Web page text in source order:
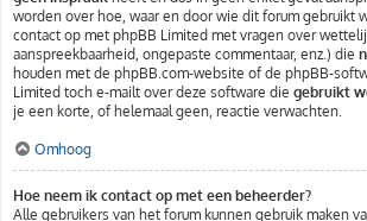
worden over hoe, waar en door wie dit forum gebruikt
contact op met phpBB Limited met vragen over
aanspreekbaarheid, ongepaste commentaar, enz.) die
houden met de phpBB.com-website of de phpBB-
Limited toch e-mailt over deze software die gebruikt
je een korte, of helemaal geen, reactie verwachten.
Omhoog
Hoe neem ik contact op met een beheerder?
Alle gebruikers van het forum kunnen gebruik maken